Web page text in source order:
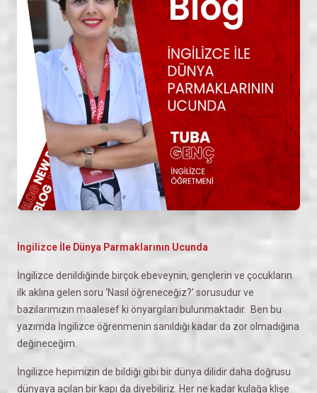
İngilizce İle Dünya Parmaklarının Ucunda
İngilizce denildiğinde birçok ebeveynin, gençlerin ve çocukların
ilk aklına gelen soru ‘Nasıl öğreneceğiz?’ sorusudur ve
bazılarımızın maalesef ki önyargıları bulunmaktadır. Ben bu
yazımda İngilizce öğrenmenin sanıldığı kadar da zor olmadığına
değineceğim.
İngilizce hepimizin de bildiği gibi bir dünya dilidir daha doğrusu
dünyaya açılan bir kapı da diyebiliriz. Her ne kadar kulağa klişe